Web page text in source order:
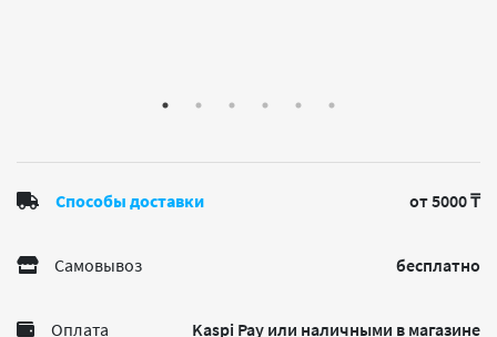
Способы доставки от 5000 ₸
Самовывоз бесплатно
Оплата Kaspi Pay или наличными в магазине